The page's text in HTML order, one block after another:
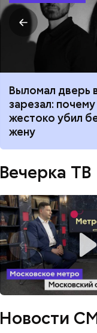
Выломал дверь
зарезал:
жестоко убил
жену
Вечерка ТВ
Новости